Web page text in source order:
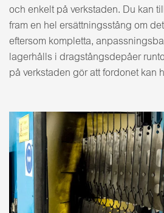
och enkelt på verkstaden. Du kan
fram en hel ersättningsstång om
eftersom kompletta,
lagerhålls i dragstångsdepåer
på verkstaden gör att fordonet kan